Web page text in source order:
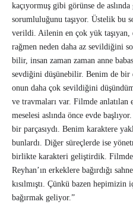
kaçıyormuş gibi görünse de
sorumluluğunu taşıyor. Üstelik bu
verildi. Ailenin en çok yük taşıyan,
rağmen neden daha az sevildiğini
bilir, insan zaman zaman anne
sevdiğini düşünebilir. Benim de bir
onun daha çok sevildiğini
ve travmaları var. Filmde
meselesi aslında önce evde
bir parçasıydı. Benim karaktere
bunlardı. Diğer süreçlerde ise
birlikte karakteri geliştirdik.
Reyhan’ın erkeklere bağırdığı
kısılmıştı. Çünkü bazen hepimizin
bağırmak geliyor.”